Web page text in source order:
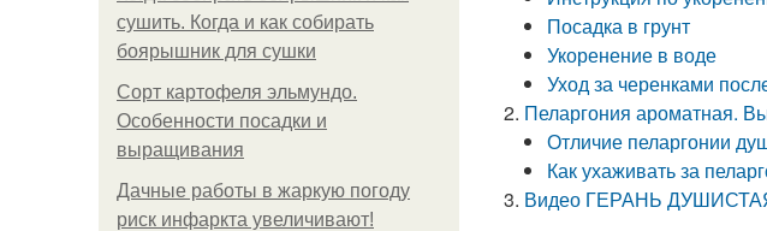
сушить. Когда и как собирать
боярышник для сушки
Сорт картофеля эльмундо.
Особенности посадки и
выращивания
Дачные работы в жаркую погоду
риск инфаркта увеличивают!
Посадка в грунт
Укоренение в воде
Уход за черенками
Пеларгония ароматная.
Отличие пеларгонии
Как ухаживать за
Видео ГЕРАНЬ